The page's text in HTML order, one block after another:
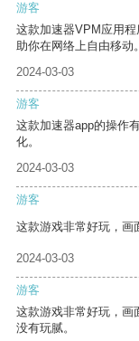
游客
这款加速器VPM应用
助你在网络上自由移动。
2024-03-03
游客
这款加速器app的操作
化。
2024-03-03
游客
这款游戏非常好玩，画
2024-03-03
游客
这款游戏非常好玩，画
没有玩腻。